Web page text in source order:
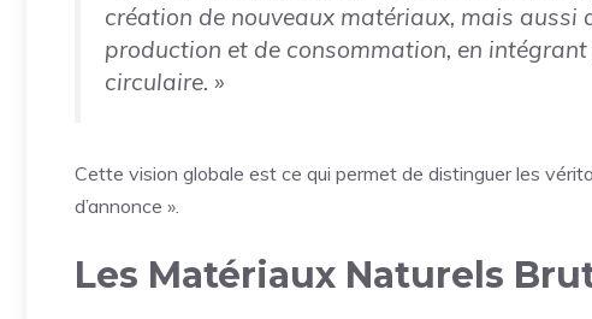
création de nouveaux matériaux, mais aussi
production et de consommation, en intégrant
circulaire. »
Cette vision globale est ce qui permet de distinguer les
d’annonce ».
Les Matériaux Naturels